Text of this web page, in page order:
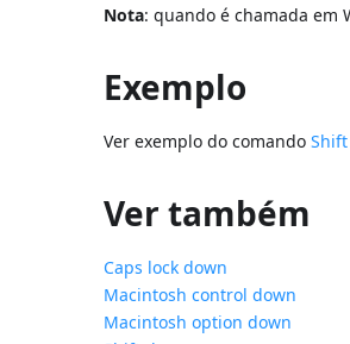
Nota: quando é chamada em
Exemplo
Ver exemplo do comando
Ver também
Caps lock down
Macintosh control down
Macintosh option down